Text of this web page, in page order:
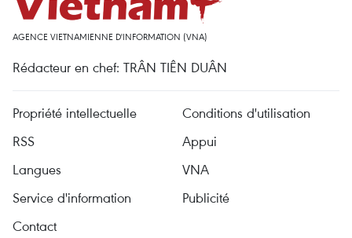
AGENCE VIETNAMIENNE D'INFORMATION (VNA)
Rédacteur en chef: TRÂN TIÊN DUÂN
Propriété intellectuelle
Conditions d'utilisation
RSS
Appui
Langues
VNA
Service d'information
Publicité
Contact